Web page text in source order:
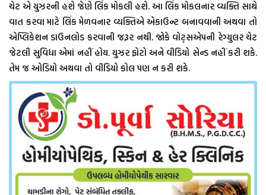
ચેટ એ યુઝરની હશે જેણે લિંક મોકલી હશે. આ લિંક મોકલનાર વ્યક્તિ સાથે
વાત કરવા માટે લિંક મેળવનાર વ્યક્તિએ એકાઉન્ટ બનાવવાની અથવા તો
એપ્લિકેશન ડાઉનલોડ કરવાની જરૂર નથી. જોકે વોટ્સએપની રેગ્યુલર ચેટ
જેટલી સુવિધા એમાં નહીં હોય. યુઝર ફોટો અને વીડિયો સેન્ડ નહીં કરી શકે.
તેમ જ ઓડિયો અથવા તો વીડિયો કોલ પણ ન કરી શકે.